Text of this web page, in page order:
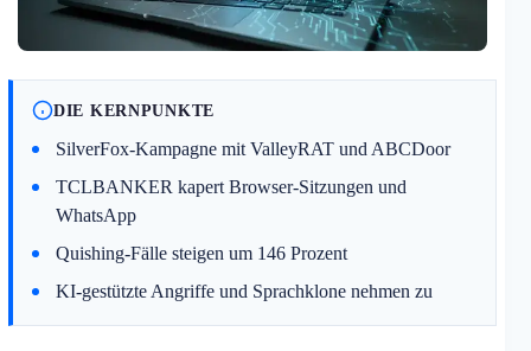
DIE KERNPUNKTE
SilverFox-Kampagne mit ValleyRAT und ABCDoor
TCLBANKER kapert Browser-Sitzungen und
WhatsApp
Quishing-Fälle steigen um 146 Prozent
KI-gestützte Angriffe und Sprachklone nehmen zu